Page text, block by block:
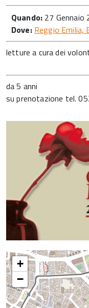
Quando: 27 Gennaio
Dove: Reggio Emilia,
letture a cura dei
da 5 anni
su prenotazione tel.
+
−